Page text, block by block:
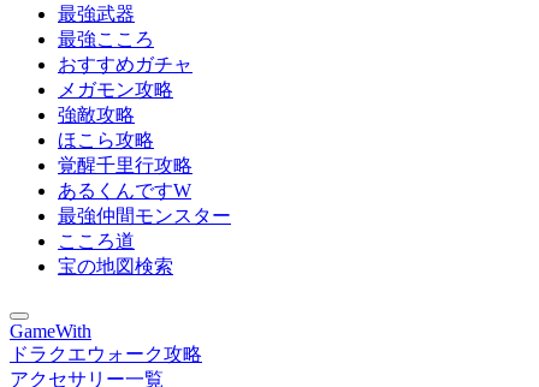
最強武器
最強こころ
おすすめガチャ
メガモン攻略
強敵攻略
ほこら攻略
覚醒千里行攻略
あるくんですW
最強仲間モンスター
こころ道
宝の地図検索
GameWith
ドラクエウォーク攻略
アクセサリー一覧